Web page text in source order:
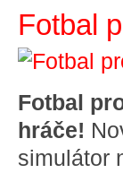
Fotbal
Fotbal
hráče!
simulátor